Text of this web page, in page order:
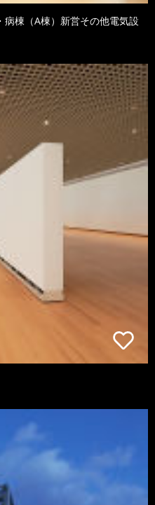
棟（A棟）新営その他電気設